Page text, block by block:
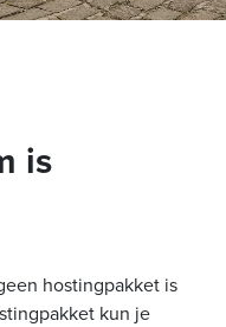
is
hostingpakket is
kun je